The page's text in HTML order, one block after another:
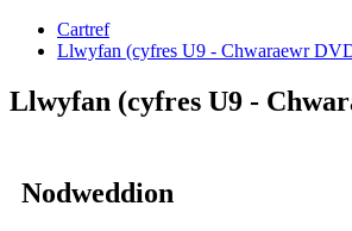
Cartref
Llwyfan (cyfres U9 - Chwaraewr
Llwyfan (cyfres U9 -
Nodweddion